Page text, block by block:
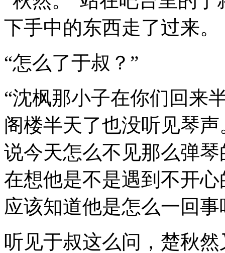
下手中的东西走了过来。
“怎么了于叔？”
“沈枫那小子在你们回来
阁楼半天了也没听见琴
说今天怎么不见那么弹
在想他是不是遇到不开
应该知道他是怎么一回事
听见于叔这么问，楚秋